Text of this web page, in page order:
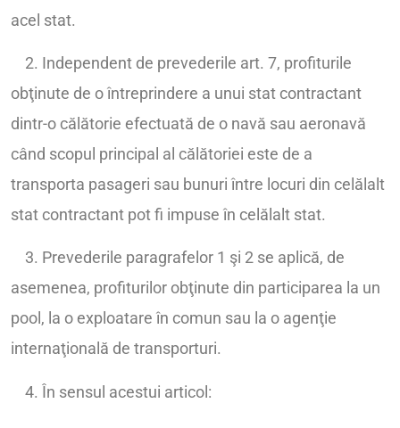
acel stat.
2. Independent de prevederile art. 7, profiturile
obţinute de o întreprindere a unui stat contractant
dintr-o călătorie efectuată de o navă sau aeronavă
când scopul principal al călătoriei este de a
transporta pasageri sau bunuri între locuri din celălalt
stat contractant pot fi impuse în celălalt stat.
3. Prevederile paragrafelor 1 şi 2 se aplică, de
asemenea, profiturilor obţinute din participarea la un
pool, la o exploatare în comun sau la o agenţie
internaţională de transporturi.
4. În sensul acestui articol: